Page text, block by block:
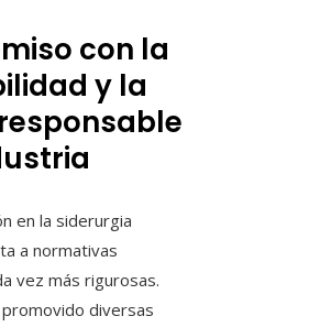
con la
y la
en la siderurgia
a normativas
vez más rigurosas.
promovido diversas